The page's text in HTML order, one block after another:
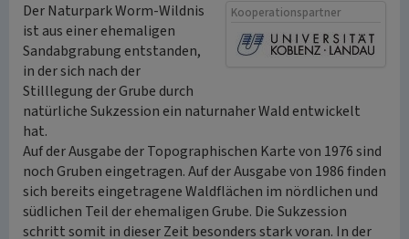
Kooperationspartner
Der Naturpark Worm-Wildnis
ist aus einer ehemaligen
Sandabgrabung entstanden,
in der sich nach der
Stilllegung der Grube durch
natürliche Sukzession ein naturnaher Wald entwickelt
hat.
Auf der Ausgabe der Topographischen Karte von 1976 sind
noch Gruben eingetragen. Auf der Ausgabe von 1986 finden
sich bereits eingetragene Waldflächen im nördlichen und
südlichen Teil der ehemaligen Grube. Die Sukzession
schritt somit in dieser Zeit besonders stark voran. In der